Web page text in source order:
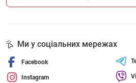
Ми у соціальних мережах
Facebook
Instagram